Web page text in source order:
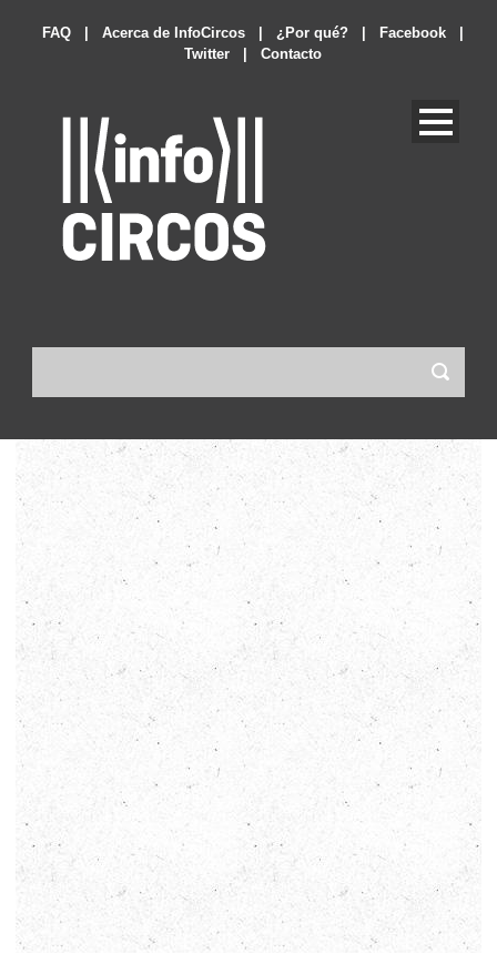
FAQ Acerca de InfoCircos ¿Por qué? Facebook
Twitter
Contacto